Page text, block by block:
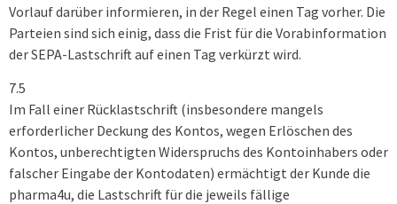
Vorlauf darüber informieren, in der Regel einen Tag vorher. Die
Parteien sind sich einig, dass die Frist für die Vorabinformation
der SEPA-Lastschrift auf einen Tag verkürzt wird.
7.5
Im Fall einer Rücklastschrift (insbesondere mangels
erforderlicher Deckung des Kontos, wegen Erlöschen des
Kontos, unberechtigten Widerspruchs des Kontoinhabers oder
falscher Eingabe der Kontodaten) ermächtigt der Kunde die
pharma4u, die Lastschrift für die jeweils fällige